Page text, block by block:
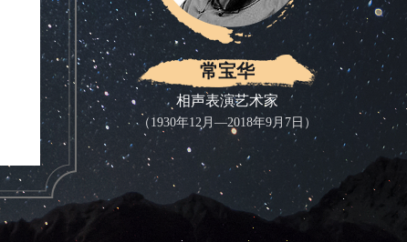
常宝华
相声表演艺术家
（1930年12月—2018年9月7日）